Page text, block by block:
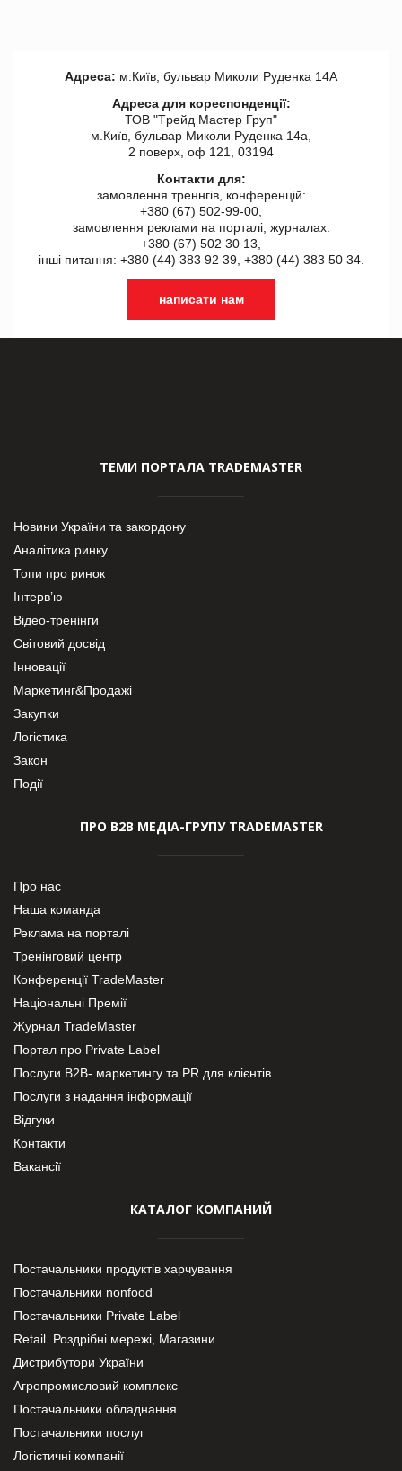
Адреса: м.Київ, бульвар Миколи Руденка 14А
Адреса для кореспонденції:
ТОВ "Tрейд Мастер Груп"
м.Київ, бульвар Миколи Руденка 14а,
2 поверх, оф 121, 03194
Контакти для:
замовлення треннгів, конференцій:
+380 (67) 502-99-00,
замовлення реклами на порталі, журналах:
+380 (67) 502 30 13,
інші питання: +380 (44) 383 92 39, +380 (44) 383 50 34.
написати нам
ТЕМИ ПОРТАЛА TRADEMASTER
Новини України та закордону
Аналітика ринку
Топи про ринок
Інтерв’ю
Відео-тренінги
Світовий досвід
Інновації
Маркетинг&Продажі
Закупки
Логістика
Закон
Події
ПРО В2В МЕДІА-ГРУПУ TRADEMASTER
Про нас
Наша команда
Реклама на порталі
Тренінговий центр
Конференції TradeMaster
Національні Премії
Журнал TradeMaster
Портал про Private Label
Послуги В2В- маркетингу та PR для клієнтів
Послуги з надання інформації
Відгуки
Контакти
Вакансії
КАТАЛОГ КОМПАНИЙ
Постачальники продуктів харчування
Постачальники nonfood
Постачальники Private Label
Retail. Роздрібні мережі, Магазини
Дистрибутори України
Агропромисловий комплекс
Постачальники обладнання
Постачальники послуг
Логістичні компанії